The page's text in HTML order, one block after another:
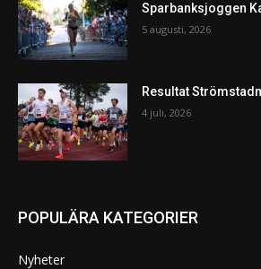
Sparbanksjoggen
5 augusti, 2026
Resultat
4 juli, 2026
POPULÄRA KATEGORIER
Nyheter